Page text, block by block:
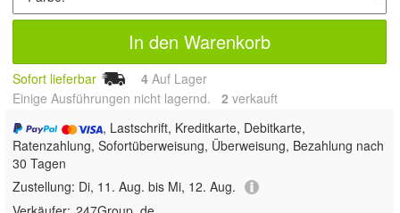
In den Warenkorb
Sofort lieferbar 4 Auf Lager
Einige Ausführungen nicht lagernd. 2 verkauft
, Lastschrift, Kreditkarte, Debitkarte,
Ratenzahlung, Sofortüberweisung, Überweisung, Bezahlung nach
30 Tagen
Zustellung: Di, 11. Aug. bis Mi, 12. Aug.